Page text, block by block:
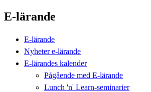
E-lärande
E-lärande
Nyheter e-lärande
E-lärandes kalender
Pågående med E-lärande
Lunch 'n' Learn-seminarier